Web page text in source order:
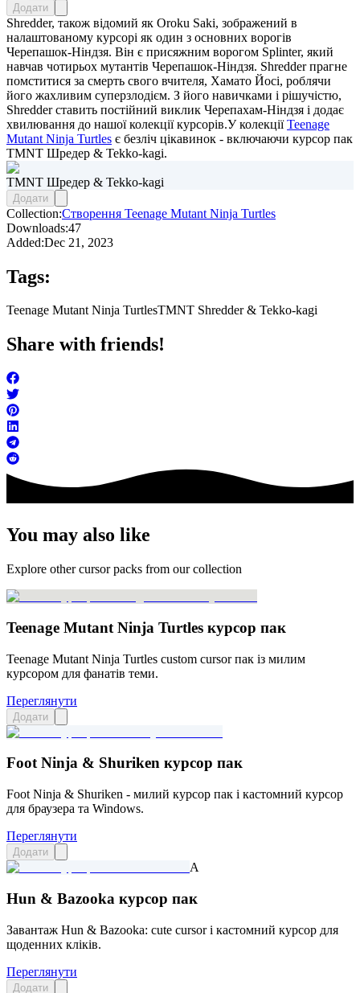
Додати
Shredder, також відомий як Oroku Saki, зображений в
налаштованому курсорі як один з основних ворогів
Черепашок-Ніндзя. Він є присяжним ворогом Splinter, який
навчав чотирьох мутантів Черепашок-Ніндзя. Shredder прагне
помститися за смерть свого вчителя, Хамато Йосі, роблячи
його жахливим суперзлодієм. З його навичками і рішучістю,
Shredder ставить постійний виклик Черепахам-Ніндзя і додає
хвилювання до нашої колекції курсорів.У колекціїTeenage
Mutant Ninja Turtles є безліч цікавинок - включаючи курсор пак
TMNT Шредер & Tekko-kagi.
TMNT Шредер & Tekko-kagi
Додати
Collection:Створення Teenage Mutant Ninja Turtles
Downloads:47
Added:Dec 21, 2023
Tags:
Teenage Mutant Ninja TurtlesTMNT Shredder & Tekko-kagi
Share with friends!
You may also like
Explore other cursor packs from our collection
Teenage Mutant Ninja Turtles курсор пак
Teenage Mutant Ninja Turtles custom cursor пак із милим
курсором для фанатів теми.
Переглянути
Додати
Foot Ninja & Shuriken курсор пак
Foot Ninja & Shuriken - милий курсор пак і кастомний курсор
для браузера та Windows.
Переглянути
Додати
A
Hun & Bazooka курсор пак
Завантаж Hun & Bazooka: cute cursor і кастомний курсор для
щоденних кліків.
Переглянути
Додати